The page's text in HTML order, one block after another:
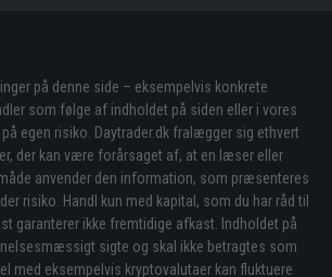
på denne side – eksempelvis konkrete
som følge af indholdet på siden eller i vores
egen risiko. Daytrader.dk fralægger sig ethvert
der kan være forårsaget af, at en læser eller
anvender den information, som præsenteres
risiko. Handl kun med kapital, som du har råd til
garanterer ikke fremtidige afkast. Indholdet på
sigte og skal ikke betragtes som
med eksempelvis kryptovalutaer kan fluktuere